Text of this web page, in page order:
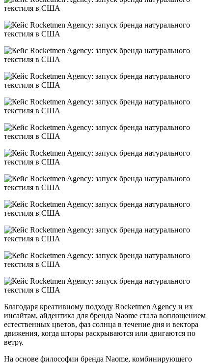
Благодаря креативному подходу Rocketmen Agency и их
инсайтам, айдентика для бренда Naome стала воплощением
естественных цветов, фаз солнца в течение дня и вектора
движения, когда шторы раскрываются или двигаются по
ветру.
На основе философии бренда Naome, комбинирующего